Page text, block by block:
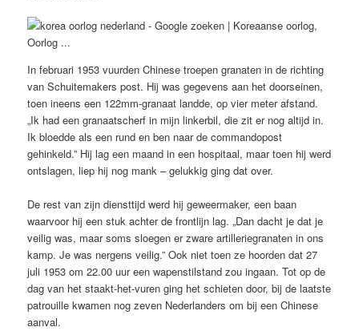
In februari 1953 vuurden Chinese troepen granaten in de richting
van Schuitemakers post. Hij was gegevens aan het doorseinen,
toen ineens een 122mm-granaat landde, op vier meter afstand.
„Ik had een granaatscherf in mijn linkerbil, die zit er nog altijd in.
Ik bloedde als een rund en ben naar de commandopost
gehinkeld.” Hij lag een maand in een hospitaal, maar toen hij werd
ontslagen, liep hij nog mank – gelukkig ging dat over.
De rest van zijn diensttijd werd hij geweermaker, een baan
waarvoor hij een stuk achter de frontlijn lag. „Dan dacht je dat je
veilig was, maar soms sloegen er zware artilleriegranaten in ons
kamp. Je was nergens veilig.” Ook niet toen ze hoorden dat 27
juli 1953 om 22.00 uur een wapenstilstand zou ingaan. Tot op de
dag van het staakt-het-vuren ging het schieten door, bij de laatste
patrouille kwamen nog zeven Nederlanders om bij een Chinese
aanval.